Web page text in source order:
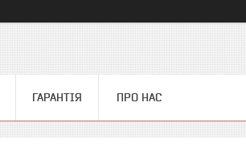
ГАРАНТІЯ ПРО НАС